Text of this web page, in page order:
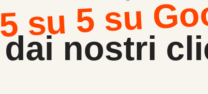
5 su 5 su
dai nostri